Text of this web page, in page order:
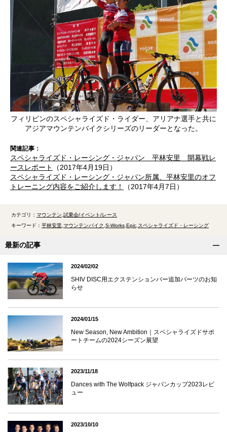
フィリピンのスペシャライズド・ライダー、アリアナ選手と共に
アジアマウンテンバイクシリーズのリーダーとなった。
関連記事：
スペシャライズド・レーシング・ジャパン 平林安里 開幕戦レ
ースレポート
（2017年4月19日）
スペシャライズド・レーシング・ジャパン所属、平林安里のオフ
トレーニング内容をご紹介します！
（2017年4月7日）
カテゴリ： マウンテン 試乗会/イベント/レース
キーワード： 平林安里 マウンテンバイク S-Works Epic スペシャライズド・レーシング
最新の記事
2024/02/02
SHIV DISC用エクステンションバー追加パーツのお知
らせ
2024/01/15
New Season, New Ambition｜スペシャライズドサポ
ートチームの2024シーズン展望
2023/11/18
Dances with The Wolfpack ジャパンカップ2023レビ
ュー
2023/10/10